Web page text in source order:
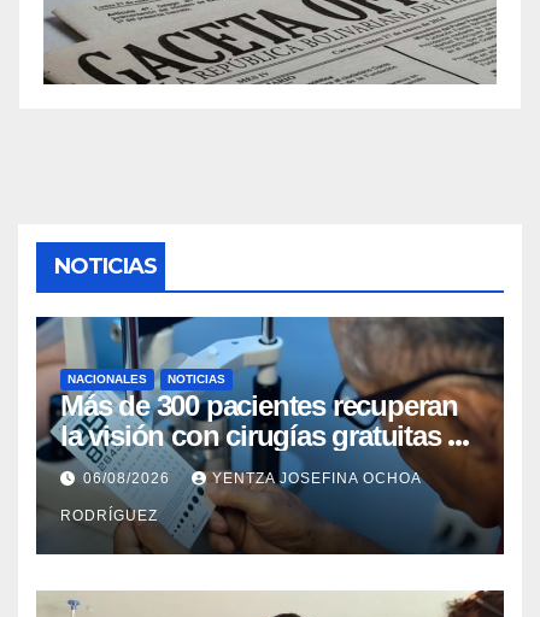
NOTICIAS
NACIONALES NOTICIAS
Más de 300 pacientes recuperan
la visión con cirugías gratuitas de
cataratas en Zulia
06/08/2026 YENTZA JOSEFINA OCHOA
RODRÍGUEZ